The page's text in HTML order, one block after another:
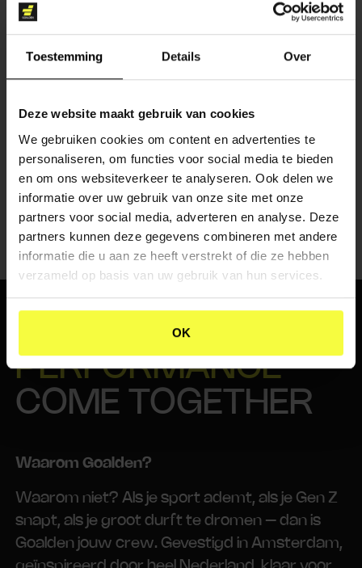
Toestemming Details Over
Deze website maakt gebruik van cookies
We gebruiken cookies om content en advertenties te
personaliseren, om functies voor social media te bieden
en om ons websiteverkeer te analyseren. Ook delen we
informatie over uw gebruik van onze site met onze
partners voor social media, adverteren en analyse. Deze
partners kunnen deze gegevens combineren met andere
informatie die u aan ze heeft verstrekt of die ze hebben
verzameld op basis van uw gebruik van hun services.
OK
CONTENT CREATIE
WHEREPASSION
PERFORMANCE
COME TOGETHER
Waarom Goalden?
Waarom niet? Als je sport ademt, als je Gen Z
snapt, als je groot durft te dromen – dan is
Goalden jouw crew. Gevestigd in Amsterdam,